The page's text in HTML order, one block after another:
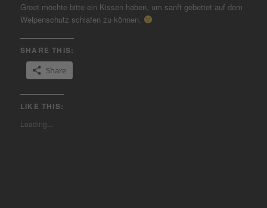
Groot möchte bitte ein Kissen haben, um sanft gebettet auf dem
Welpenschutz schlafen zu können.
SHARE THIS:
Share
LIKE THIS:
Loading...